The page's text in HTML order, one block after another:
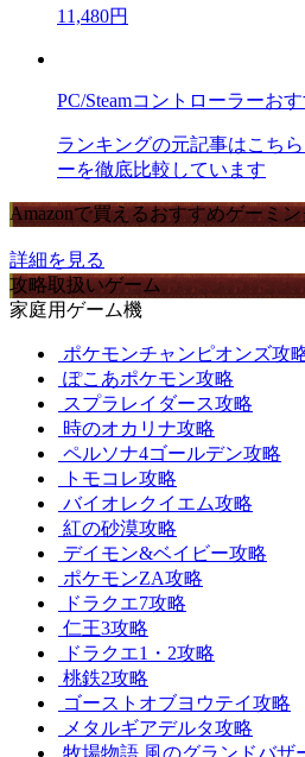
11,480円
PC/Steamコントローラーお
ランキングの元記事はこち
ーを徹底比較しています
Amazonで買えるおすすめゲーミ
詳細を見る
攻略取扱いゲーム
家庭用ゲーム機
ポケモンチャンピオンズ攻
ぽこあポケモン攻略
スプラレイダース攻略
時のオカリナ攻略
ペルソナ4ゴールデン攻略
トモコレ攻略
バイオレクイエム攻略
紅の砂漠攻略
デイモン&ベイビー攻略
ポケモンZA攻略
ドラクエ7攻略
仁王3攻略
ドラクエ1・2攻略
桃鉄2攻略
ゴーストオブヨウテイ攻略
メタルギアデルタ攻略
牧場物語 風のグランドバザ